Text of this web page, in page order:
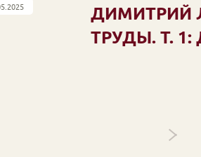
ДИМИТРИЙ
ТРУДЫ. Т.